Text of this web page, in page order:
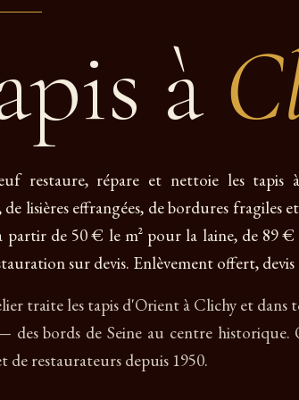
à
restaure, répare et nettoie les tapis
de lisières effrangées, de bordures
partir de 50 € le m² pour la laine, de 89 €
sur devis. Enlèvement offert,
traite les tapis d'Orient à Clichy et dans
des bords de Seine au centre historique.
de restaurateurs depuis 1950.